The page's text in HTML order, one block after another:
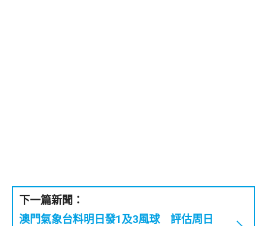
下一篇新聞：
澳門氣象台料明日發1及3風球 評估周日